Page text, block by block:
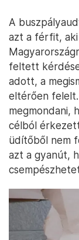
A
azt a férfit,
feltett
adott, a
eltérően
megmondani,
célból
üdítőből nem
azt a gyanút,